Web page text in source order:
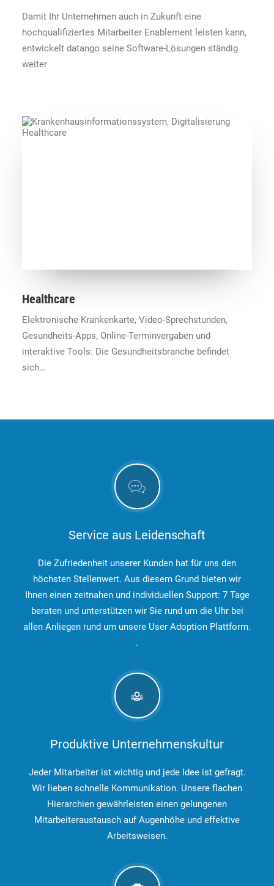
Damit Ihr Unternehmen auch in Zukunft eine
hochqualifiziertes Mitarbeiter Enablement leisten kann,
entwickelt datango seine Software-Lösungen ständig
weiter
Healthcare
Elektronische Krankenkarte, Video-Sprechstunden,
Gesundheits-Apps, Online-Terminvergaben und
interaktive Tools: Die Gesundheitsbranche befindet
sich…
Service aus Leidenschaft
Die Zufriedenheit unserer Kunden hat für uns den
höchsten Stellenwert. Aus diesem Grund bieten wir
Ihnen einen zeitnahen und individuellen Support: 7 Tage
beraten und unterstützen wir Sie rund um die Uhr bei
allen Anliegen rund um unsere User Adoption Plattform.
.
Produktive Unternehmenskultur
Jeder Mitarbeiter ist wichtig und jede Idee ist gefragt.
Wir lieben schnelle Kommunikation. Unsere flachen
Hierarchien gewährleisten einen gelungenen
Mitarbeiteraustausch auf Augenhöhe und effektive
Arbeitsweisen.